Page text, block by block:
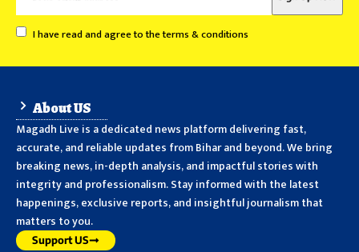
I have read and agree to the terms & conditions
About US
Magadh Live is a dedicated news platform delivering fast,
accurate, and reliable updates from Bihar and beyond. We bring
breaking news, in-depth analysis, and impactful stories with
integrity and professionalism. Stay informed with the latest
happenings, exclusive reports, and insightful journalism that
matters to you.
Support US